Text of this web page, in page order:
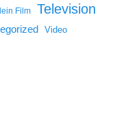
Film Television
Video